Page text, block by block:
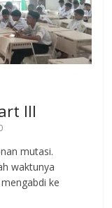
III
mutasi.
waktunya
ke